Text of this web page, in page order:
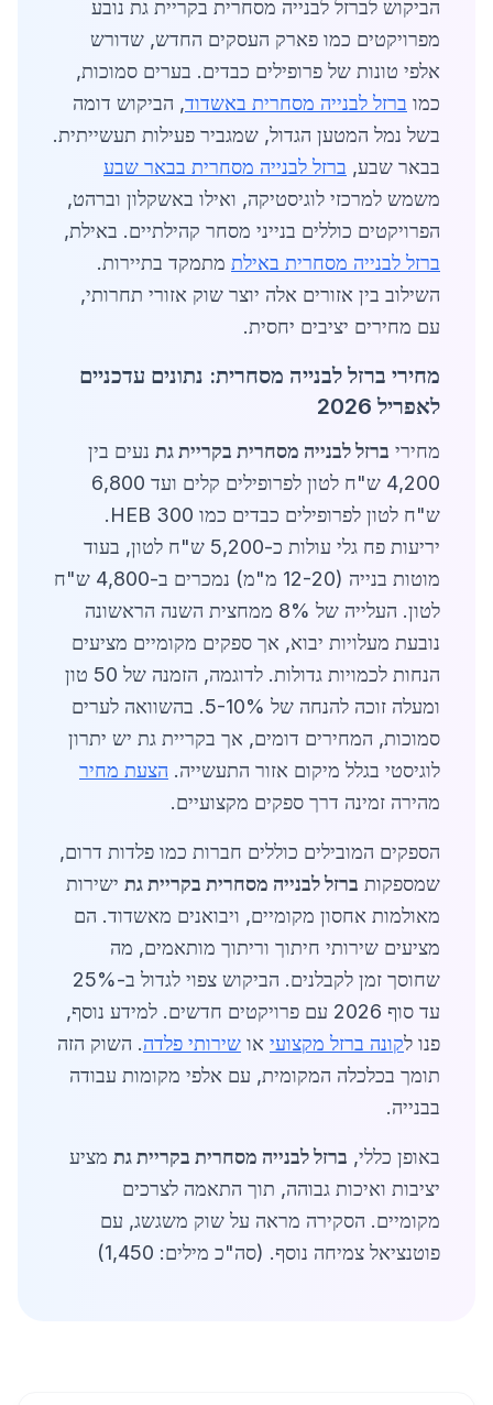
הביקוש לברזל לבנייה מסחרית בקריית גת נובע
מפרויקטים כמו פארק העסקים החדש, שדורש
אלפי טונות של פרופילים כבדים. בערים סמוכות,
כמו ברזל לבנייה מסחרית באשדוד, הביקוש דומה
בשל נמל המטען הגדול, שמגביר פעילות תעשייתית.
בבאר שבע, ברזל לבנייה מסחרית בבאר שבע
משמש למרכזי לוגיסטיקה, ואילו באשקלון וברהט,
הפרויקטים כוללים בנייני מסחר קהילתיים. באילת,
ברזל לבנייה מסחרית באילת מתמקד בתיירות.
השילוב בין אזורים אלה יוצר שוק אזורי תחרותי,
עם מחירים יציבים יחסית.
מחירי ברזל לבנייה מסחרית: נתונים עדכניים
לאפריל 2026
מחירי ברזל לבנייה מסחרית בקריית גת נעים בין
4,200 ש"ח לטון לפרופילים קלים ועד 6,800
ש"ח לטון לפרופילים כבדים כמו HEB 300.
יריעות פח גלי עולות כ-5,200 ש"ח לטון, בעוד
מוטות בנייה (12-20 מ"מ) נמכרים ב-4,800 ש"ח
לטון. העלייה של 8% ממחצית השנה הראשונה
נובעת מעלויות יבוא, אך ספקים מקומיים מציעים
הנחות לכמויות גדולות. לדוגמה, הזמנה של 50 טון
ומעלה זוכה להנחה של 5-10%. בהשוואה לערים
סמוכות, המחירים דומים, אך בקריית גת יש יתרון
לוגיסטי בגלל מיקום אזור התעשייה. הצעת מחיר
מהירה זמינה דרך ספקים מקצועיים.
הספקים המובילים כוללים חברות כמו פלדות דרום,
שמספקות ברזל לבנייה מסחרית בקריית גת ישירות
מאולמות אחסון מקומיים, ויבואנים מאשדוד. הם
מציעים שירותי חיתוך וריתוך מותאמים, מה
שחוסך זמן לקבלנים. הביקוש צפוי לגדול ב-25%
עד סוף 2026 עם פרויקטים חדשים. למידע נוסף,
פנו לקונה ברזל מקצועי או שירותי פלדה. השוק הזה
תומך בכלכלה המקומית, עם אלפי מקומות עבודה
בבנייה.
באופן כללי, ברזל לבנייה מסחרית בקריית גת מציע
יציבות ואיכות גבוהה, תוך התאמה לצרכים
מקומיים. הסקירה מראה על שוק משגשג, עם
פוטנציאל צמיחה נוסף. (סה"כ מילים: 1,450)